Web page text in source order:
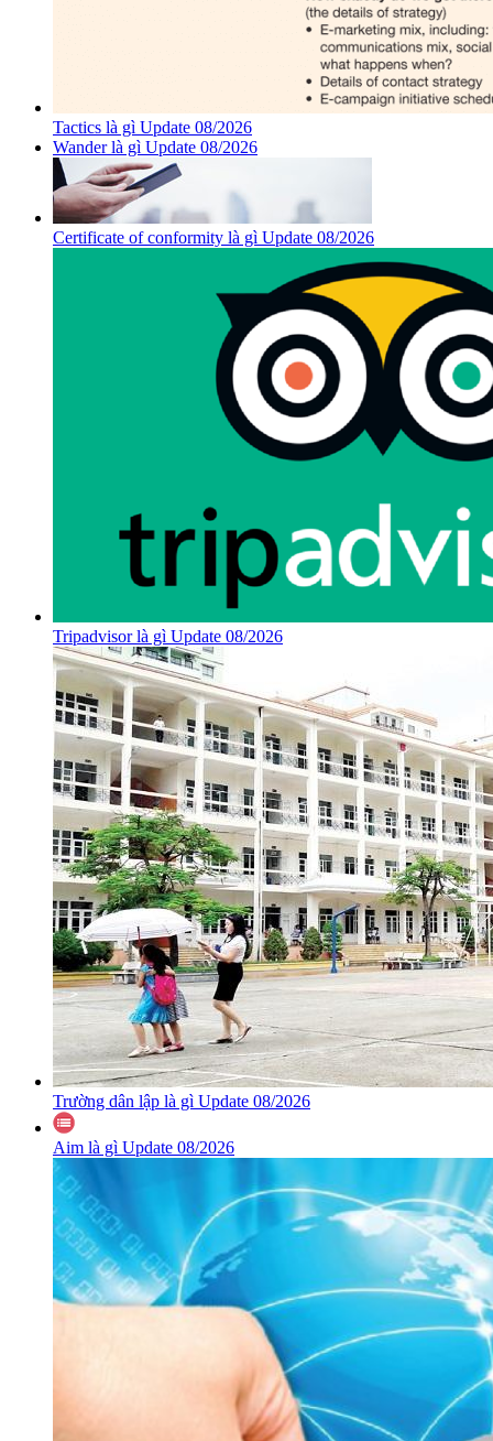
Tactics là gì Update 08/2026
Wander là gì Update 08/2026
Certificate of conformity là gì Update 08/2026
Tripadvisor là gì Update 08/2026
Trường dân lập là gì Update 08/2026
Aim là gì Update 08/2026